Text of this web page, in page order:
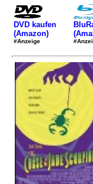
DVD kaufen
(Amazon)
#Anzeige